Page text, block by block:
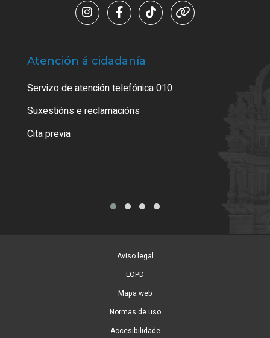
Atención á cidadanía
Servizo de atención telefónica 010
Suxestións e reclamacións
Cita previa
Aviso legal
LOPD
Mapa web
Normas de uso
Accesibilidade